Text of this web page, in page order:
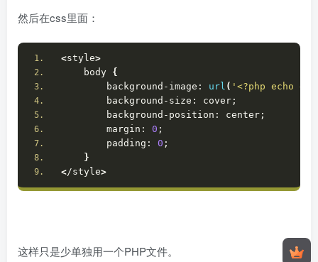
然后在css里面：
<style>
    body
{
        background-image:
url ( '<?php echo
        background-size: cover;
        background-position: center;
        margin:
0 ;
        padding:
0 ;
}
</style>
这样只是少单独用一个PHP文件。